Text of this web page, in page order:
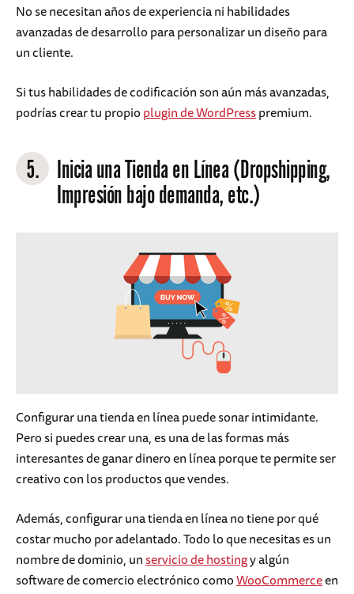
No se necesitan años de experiencia ni habilidades
avanzadas de desarrollo para personalizar un diseño para
un cliente.
Si tus habilidades de codificación son aún más avanzadas,
podrías crear tu propioplugin de WordPresspremium.
5. Inicia una Tienda en Línea (Dropshipping,
Impresión bajo demanda, etc.)
Configurar una tienda en línea puede sonar intimidante.
Pero si puedes crear una, es una de las formas más
interesantes de ganar dinero en línea porque te permite ser
creativo con los productos que vendes.
Además, configurar una tienda en línea no tiene por qué
costar mucho por adelantado. Todo lo que necesitas es un
nombre de dominio, unservicio de hostingy algún
software de comercio electrónico comoWooCommerceen